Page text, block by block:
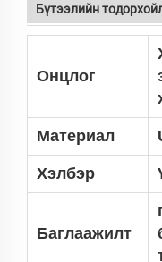
Бүтээлийн
Онцлог
Материал
Хэлбэр
Баглаажилт